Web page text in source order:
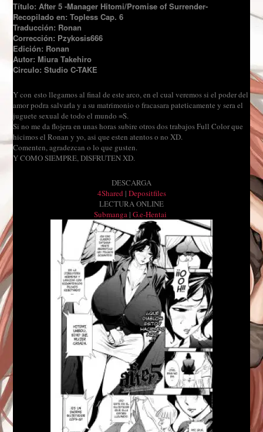
Título: After 5 -Manager Hitomi/Promise of Surrender-
Recopilado en: Topless Cap. 6
Traducción: Ronan
Corrección: Pzykosis666
Edición: Ronan
Autor: Miura Takehiro
Circulo: Studio C-TAKE
Y con esto llegamos al final de este arco, en el cual veremos si el poder del
amor podra salvarla y a su matrimonio o fracasara pateticamente y sera el
juguete sexual de todo el mundo =S.
Si no me da flojera en unas horas subire otros dos trabajos Full Color que
hicimos el Ronan y yo, asi que esten atentos o no XD.
Comenten, agradezcan o lo que gusten.
Y COMO SIEMPRE, DISFRUTEN XD.
DESCARGA
4Shared | Depositfiles
LECTURA ONLINE
Submanga | G.e-Hentai